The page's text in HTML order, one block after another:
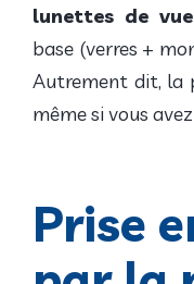
lunettes de
base (verres +
Autrement dit, la
même si vous
Prise